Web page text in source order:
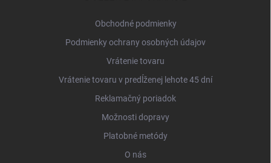
Obchodné podmienky
Podmienky ochrany osobných údajov
Vrátenie tovaru
Vrátenie tovaru v predĺženej lehote 45 dní
Reklamačný poriadok
Možnosti dopravy
Platobné metódy
O nás